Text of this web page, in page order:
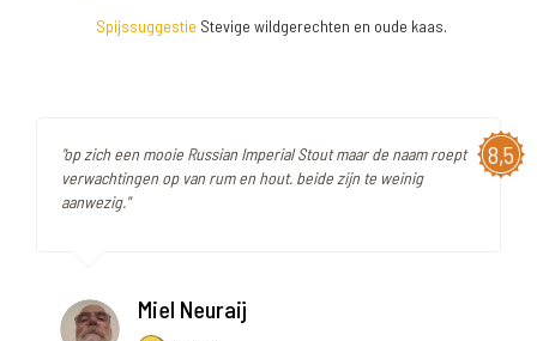
Spijssuggestie Stevige wildgerechten en oude kaas.
8,5
"op zich een mooie Russian Imperial Stout maar de naam roept
verwachtingen op van rum en hout. beide zijn te weinig
aanwezig."
Miel Neuraij